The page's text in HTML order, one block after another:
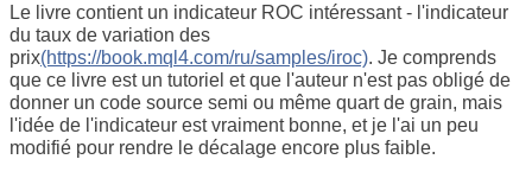
Le livre contient un indicateur ROC intéressant - l'indicateur
du taux de variation des
prix(https://book.mql4.com/ru/samples/iroc). Je comprends
que ce livre est un tutoriel et que l'auteur n'est pas obligé de
donner un code source semi ou même quart de grain, mais
l'idée de l'indicateur est vraiment bonne, et je l'ai un peu
modifié pour rendre le décalage encore plus faible.